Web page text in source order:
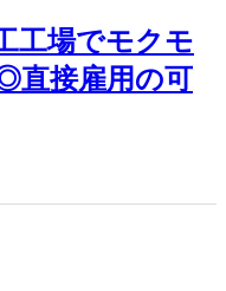
工場でモクモ
直接雇用の可